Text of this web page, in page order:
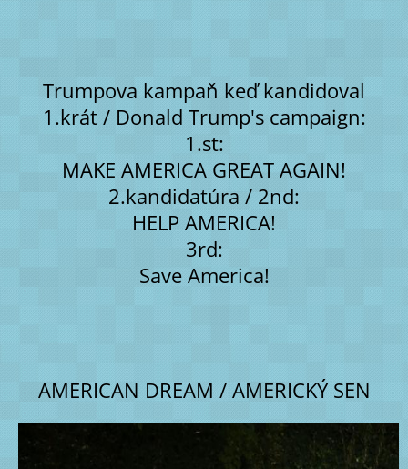
Trumpova kampaň keď kandidoval
1.krát / Donald Trump's campaign:
1.st:
MAKE AMERICA GREAT AGAIN!
2.kandidatúra / 2nd:
HELP AMERICA!
3rd:
Save America!
AMERICAN DREAM / AMERICKÝ SEN